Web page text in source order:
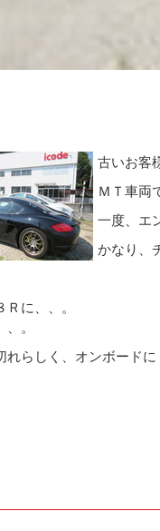
古いお客
ＭＴ車両
一度、エ
かなり、
に、、。
。
れらしく、オンボードに